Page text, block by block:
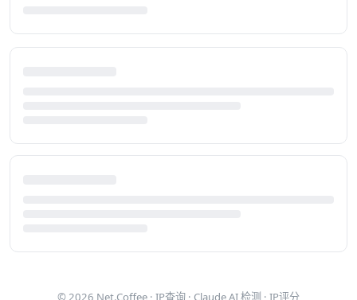
© 2026 Net.Coffee · IP查询 · Claude AI 检测 · IP评分